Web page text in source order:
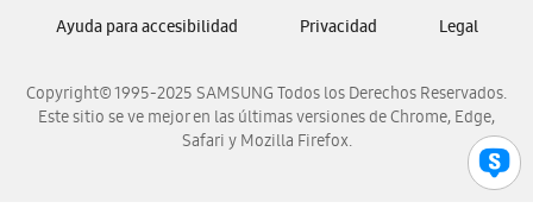
Samsung Venezuela
Copyright© 1995-2025 SAMSUNG Todos los Derechos Reservados.
Este sitio se ve mejor en las últimas versiones de Chrome, Edge,
Safari y Mozilla Firefox.
Ayuda para accesibilidad Privacidad Legal